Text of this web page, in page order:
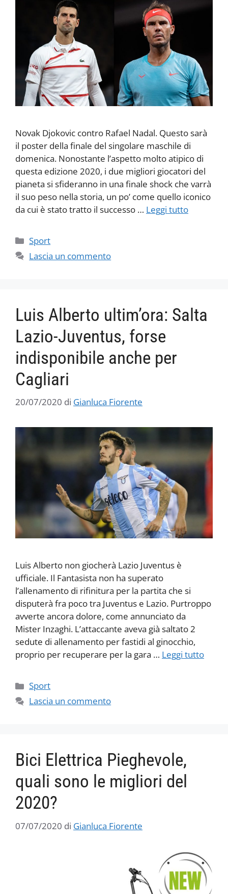
Novak Djokovic contro Rafael Nadal. Questo sarà
il poster della finale del singolare maschile di
domenica. Nonostante l’aspetto molto atipico di
questa edizione 2020, i due migliori giocatori del
pianeta si sfideranno in una finale shock che varrà
il suo peso nella storia, un po’ come quello iconico
da cui è stato tratto il successo … Leggi tutto
Categorie
Sport
Lascia un commento
Luis Alberto ultim’ora: Salta
Lazio-Juventus, forse
indisponibile anche per
Cagliari
20/07/2020 di Gianluca Fiorente
Luis Alberto non giocherà Lazio Juventus è
ufficiale. Il Fantasista non ha superato
l’allenamento di rifinitura per la partita che si
disputerà fra poco tra Juventus e Lazio. Purtroppo
avverte ancora dolore, come annunciato da
Mister Inzaghi. L’attaccante aveva già saltato 2
sedute di allenamento per fastidi al ginocchio,
proprio per recuperare per la gara … Leggi tutto
Categorie
Sport
Lascia un commento
Bici Elettrica Pieghevole,
quali sono le migliori del
2020?
07/07/2020 di Gianluca Fiorente